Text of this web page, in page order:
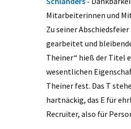
Mitarbeiterinnen und
Zu seiner
gearbeitet und
Theiner“ hieß der Titel
wesentlichen
Theiner fest. Das T
hartnäckig, das E für
Recruiter, also für